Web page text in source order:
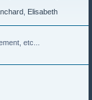
Elisabeth
etc...